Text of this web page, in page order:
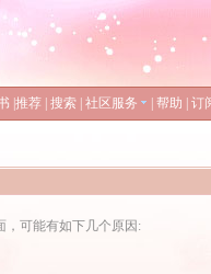
推荐 搜索 社区服务 帮助 订
，可能有如下几个原因: